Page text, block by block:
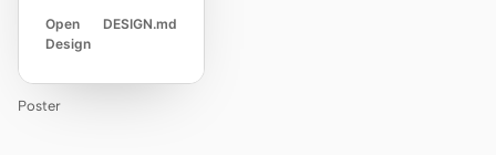
Open
Design
DESIGN.md
Poster